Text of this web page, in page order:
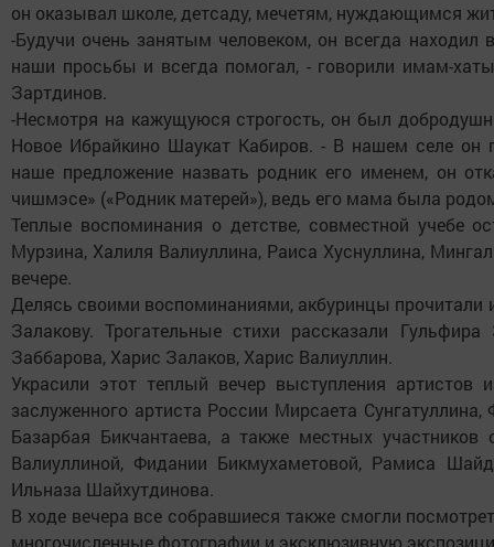
он оказывал школе, детсаду, мечетям, нуждающимся
-Будучи очень занятым человеком, он всегда
наши просьбы и всегда помогал, - говорили имам-
Зартдинов.
-Несмотря на кажущуюся строгость, он был
Новое Ибрайкино Шаукат Кабиров. - В нашем селе он
наше предложение назвать родник его именем, он
чишмэсе» («Родник матерей»), ведь его мама была
Теплые воспоминания о детстве, совместной учебе
Мурзина, Халиля Валиуллина, Раиса Хуснуллина,
вечере.
Делясь своими воспоминаниями, акбуринцы прочитали
Залакову. Трогательные стихи рассказали
Заббарова, Харис Залаков, Харис Валиуллин.
Украсили этот теплый вечер выступления артистов
заслуженного артиста России Мирсаета
Базарбая Бикчантаева, а также местных участников
Валиуллиной, Фидании Бикмухаметовой, Рамиса
Ильназа Шайхутдинова.
В ходе вечера все собравшиеся также смогли